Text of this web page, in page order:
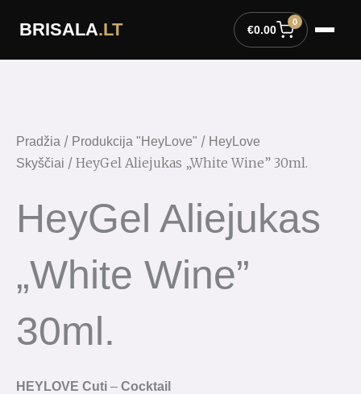
BRISALA.LT €0.00
0
Pradžia / Produkcija "HeyLove" / HeyLove
Skyščiai / HeyGel Aliejukas „White Wine” 30ml.
HeyGel Aliejukas
„White Wine”
30ml.
HEYLOVE Cuti – Cocktail
Aliejukas
Wine"